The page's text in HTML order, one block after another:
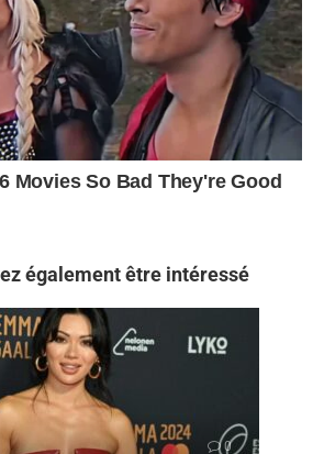
également être intéressé
0